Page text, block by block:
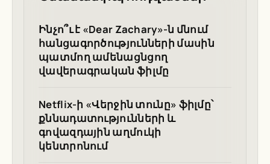
Ինչո՞ւ է «Dear Zachary»-ն մնում
հանցագործությունների մասին
պատմող ամենացնցող
վավերագրական ֆիլմը
Netflix-ի «Վերջին տունը» ֆիլմը՝
քննադատությունների և
գովազդային աղմուկի
կենտրոնում